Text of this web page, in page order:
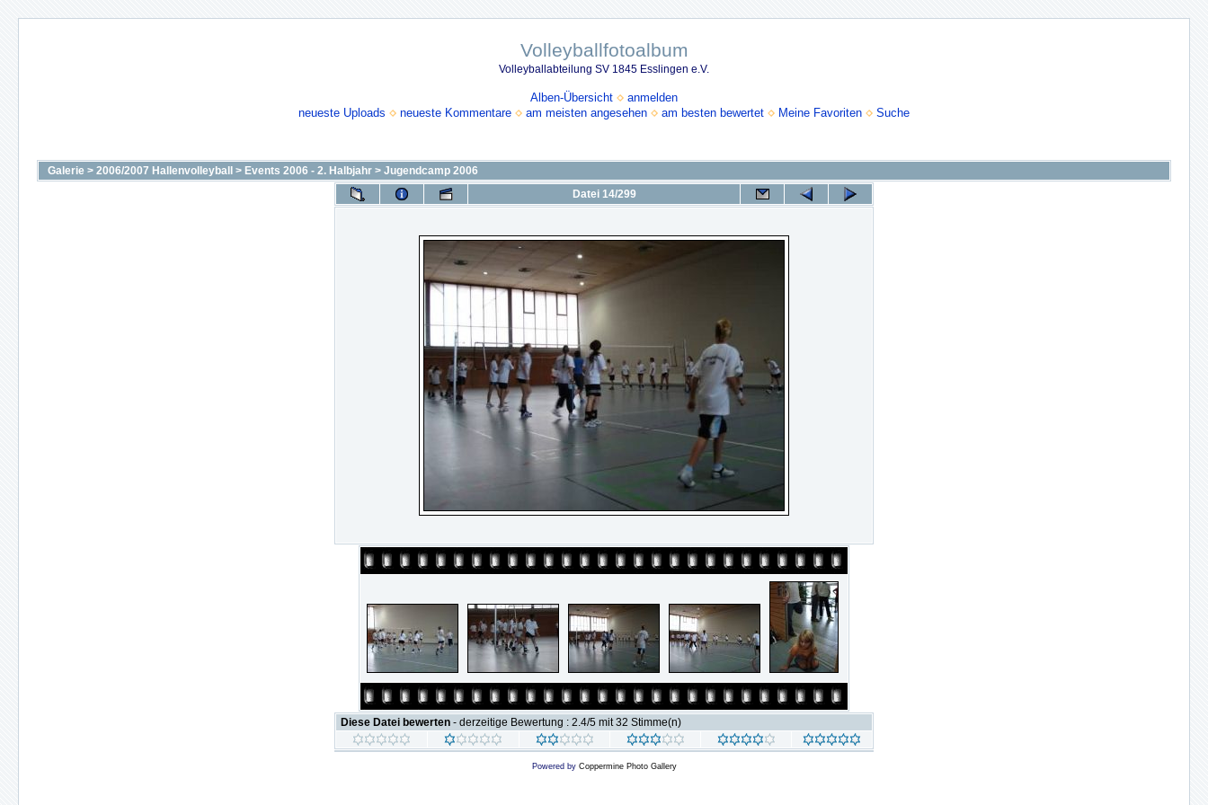
Volleyballfotoalbum
Volleyballabteilung SV 1845 Esslingen e.V.
Alben-Übersicht
anmelden
neueste Uploads
neueste Kommentare am meisten angesehen am besten bewertet Meine Favoriten Suche
Galerie > 2006/2007 Hallenvolleyball > Events 2006 - 2. Halbjahr > Jugendcamp 2006
Datei 14/299
Diese Datei bewerten - derzeitige Bewertung : 2.4/5 mit 32 Stimme(n)
Powered by Coppermine Photo Gallery